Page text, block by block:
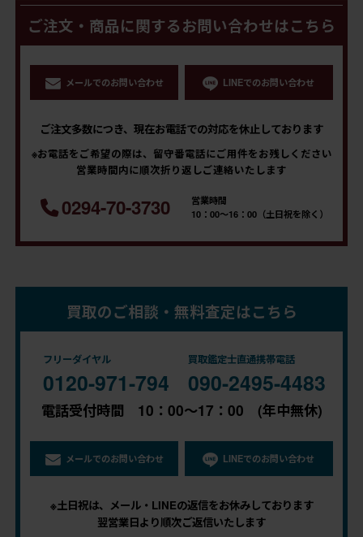
ご注文・商品に関するお問い合わせはこちら
メールでのお問い合わせ LINEでのお問い合わせ
ご注文多数につき、現在お電話での対応を休止しております
※お電話をご希望の際は、留守番電話にご用件をお残しください
営業時間内に順次折り返しご連絡いたします
0294-70-3730
営業時間
10：00～16：00（土日祝を除く）
買取のご相談・無料査定はこちら
フリーダイヤル
0120-971-794
買取鑑定士直通携帯電話
090-2495-4483
電話受付時間 10：00～17：00 (年中無休)
メールでのお問い合わせ LINEでのお問い合わせ
※土日祝は、メール・LINEの返信をお休みしております
翌営業日より順次ご返信いたします